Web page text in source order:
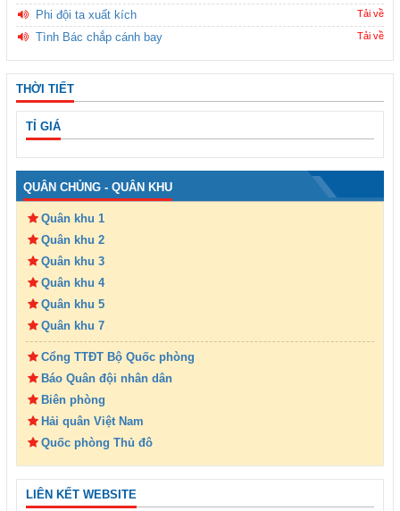
Phi đội ta xuất kích Tải về
Tình Bác chắp cánh bay Tải về
THỜI TIẾT
TỈ GIÁ
QUÂN CHỦNG - QUÂN KHU
Quân khu 1
Quân khu 2
Quân khu 3
Quân khu 4
Quân khu 5
Quân khu 7
Cổng TTĐT Bộ Quốc phòng
Báo Quân đội nhân dân
Biên phòng
Hải quân Việt Nam
Quốc phòng Thủ đô
LIÊN KẾT WEBSITE